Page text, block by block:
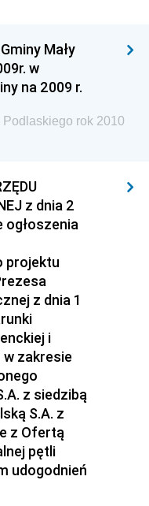
i Gospodarki
Mały
w
na 2009 r.
rok 2010
z dnia 2
ogłoszenia
projektu
z dnia 1
i
w zakresie
z siedzibą
S.A. z
z Ofertą
pętli
udogodnień